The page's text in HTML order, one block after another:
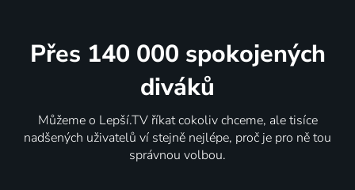
Přes 140 000 spokojených
diváků
Můžeme o Lepší.TV říkat cokoliv chceme, ale tisíce
nadšených uživatelů ví stejně nejlépe, proč je pro ně tou
správnou volbou.